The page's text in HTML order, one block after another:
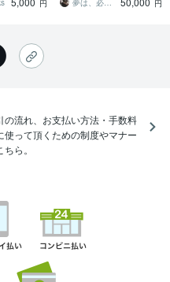
円
夢は、必ず叶う
円
流れ、お支払い方法・手数料
って頂くための制度やマナー
ら。